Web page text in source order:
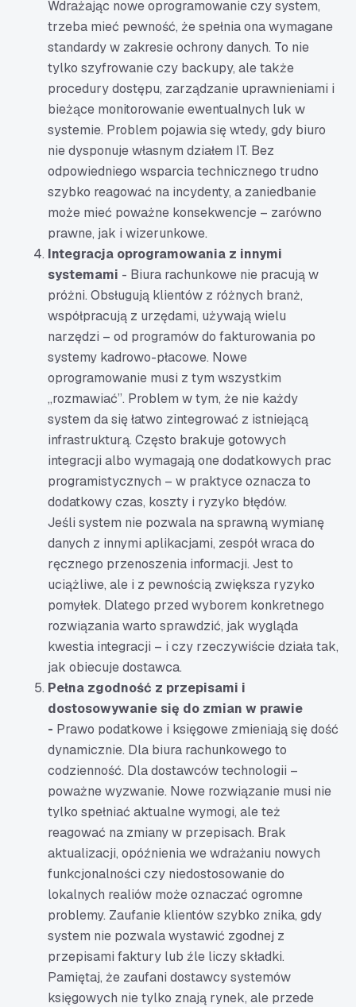
Wdrażając nowe oprogramowanie czy system,
trzeba mieć pewność, że spełnia ona wymagane
standardy w zakresie ochrony danych. To nie
tylko szyfrowanie czy backupy, ale także
procedury dostępu, zarządzanie uprawnieniami i
bieżące monitorowanie ewentualnych luk w
systemie. Problem pojawia się wtedy, gdy biuro
nie dysponuje własnym działem IT. Bez
odpowiedniego wsparcia technicznego trudno
szybko reagować na incydenty, a zaniedbanie
może mieć poważne konsekwencje – zarówno
prawne, jak i wizerunkowe.
Integracja oprogramowania z innymi
systemami - Biura rachunkowe nie pracują w
próżni. Obsługują klientów z różnych branż,
współpracują z urzędami, używają wielu
narzędzi – od programów do fakturowania po
systemy kadrowo-płacowe. Nowe
oprogramowanie musi z tym wszystkim
„rozmawiać”. Problem w tym, że nie każdy
system da się łatwo zintegrować z istniejącą
infrastrukturą. Często brakuje gotowych
integracji albo wymagają one dodatkowych prac
programistycznych – w praktyce oznacza to
dodatkowy czas, koszty i ryzyko błędów.
Jeśli system nie pozwala na sprawną wymianę
danych z innymi aplikacjami, zespół wraca do
ręcznego przenoszenia informacji. Jest to
uciążliwe, ale i z pewnością zwiększa ryzyko
pomyłek. Dlatego przed wyborem konkretnego
rozwiązania warto sprawdzić, jak wygląda
kwestia integracji – i czy rzeczywiście działa tak,
jak obiecuje dostawca.
Pełna zgodność z przepisami i
dostosowywanie się do zmian w prawie
- Prawo podatkowe i księgowe zmieniają się dość
dynamicznie. Dla biura rachunkowego to
codzienność. Dla dostawców technologii –
poważne wyzwanie. Nowe rozwiązanie musi nie
tylko spełniać aktualne wymogi, ale też
reagować na zmiany w przepisach. Brak
aktualizacji, opóźnienia we wdrażaniu nowych
funkcjonalności czy niedostosowanie do
lokalnych realiów może oznaczać ogromne
problemy. Zaufanie klientów szybko znika, gdy
system nie pozwala wystawić zgodnej z
przepisami faktury lub źle liczy składki.
Pamiętaj, że zaufani dostawcy systemów
księgowych nie tylko znają rynek, ale przede